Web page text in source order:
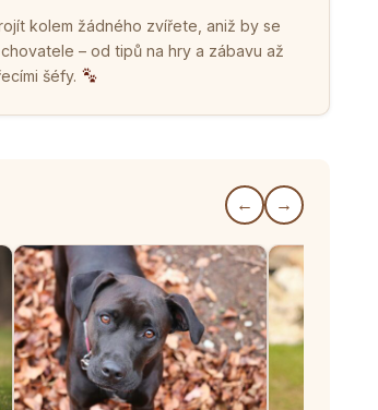
kolem žádného zvířete, aniž by se
– od tipů na hry a zábavu až
šéfy.
← →